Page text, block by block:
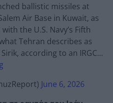
ballistic missiles at
Air Base in Kuwait, as
the U.S. Navy’s Fifth
Tehran describes as
according to an IRGC…
June 6, 2026